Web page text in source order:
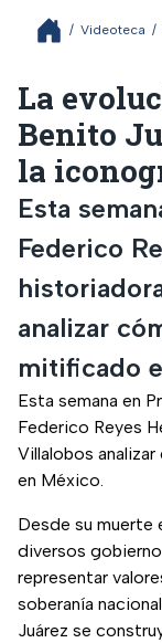
/ Videoteca /
La
Benito
la
Esta
Federico
analizar
mitificado
Esta semana en
Federico Reyes
Villalobos
en México.
Desde su muerte
diversos
representar
soberanía
Juárez se